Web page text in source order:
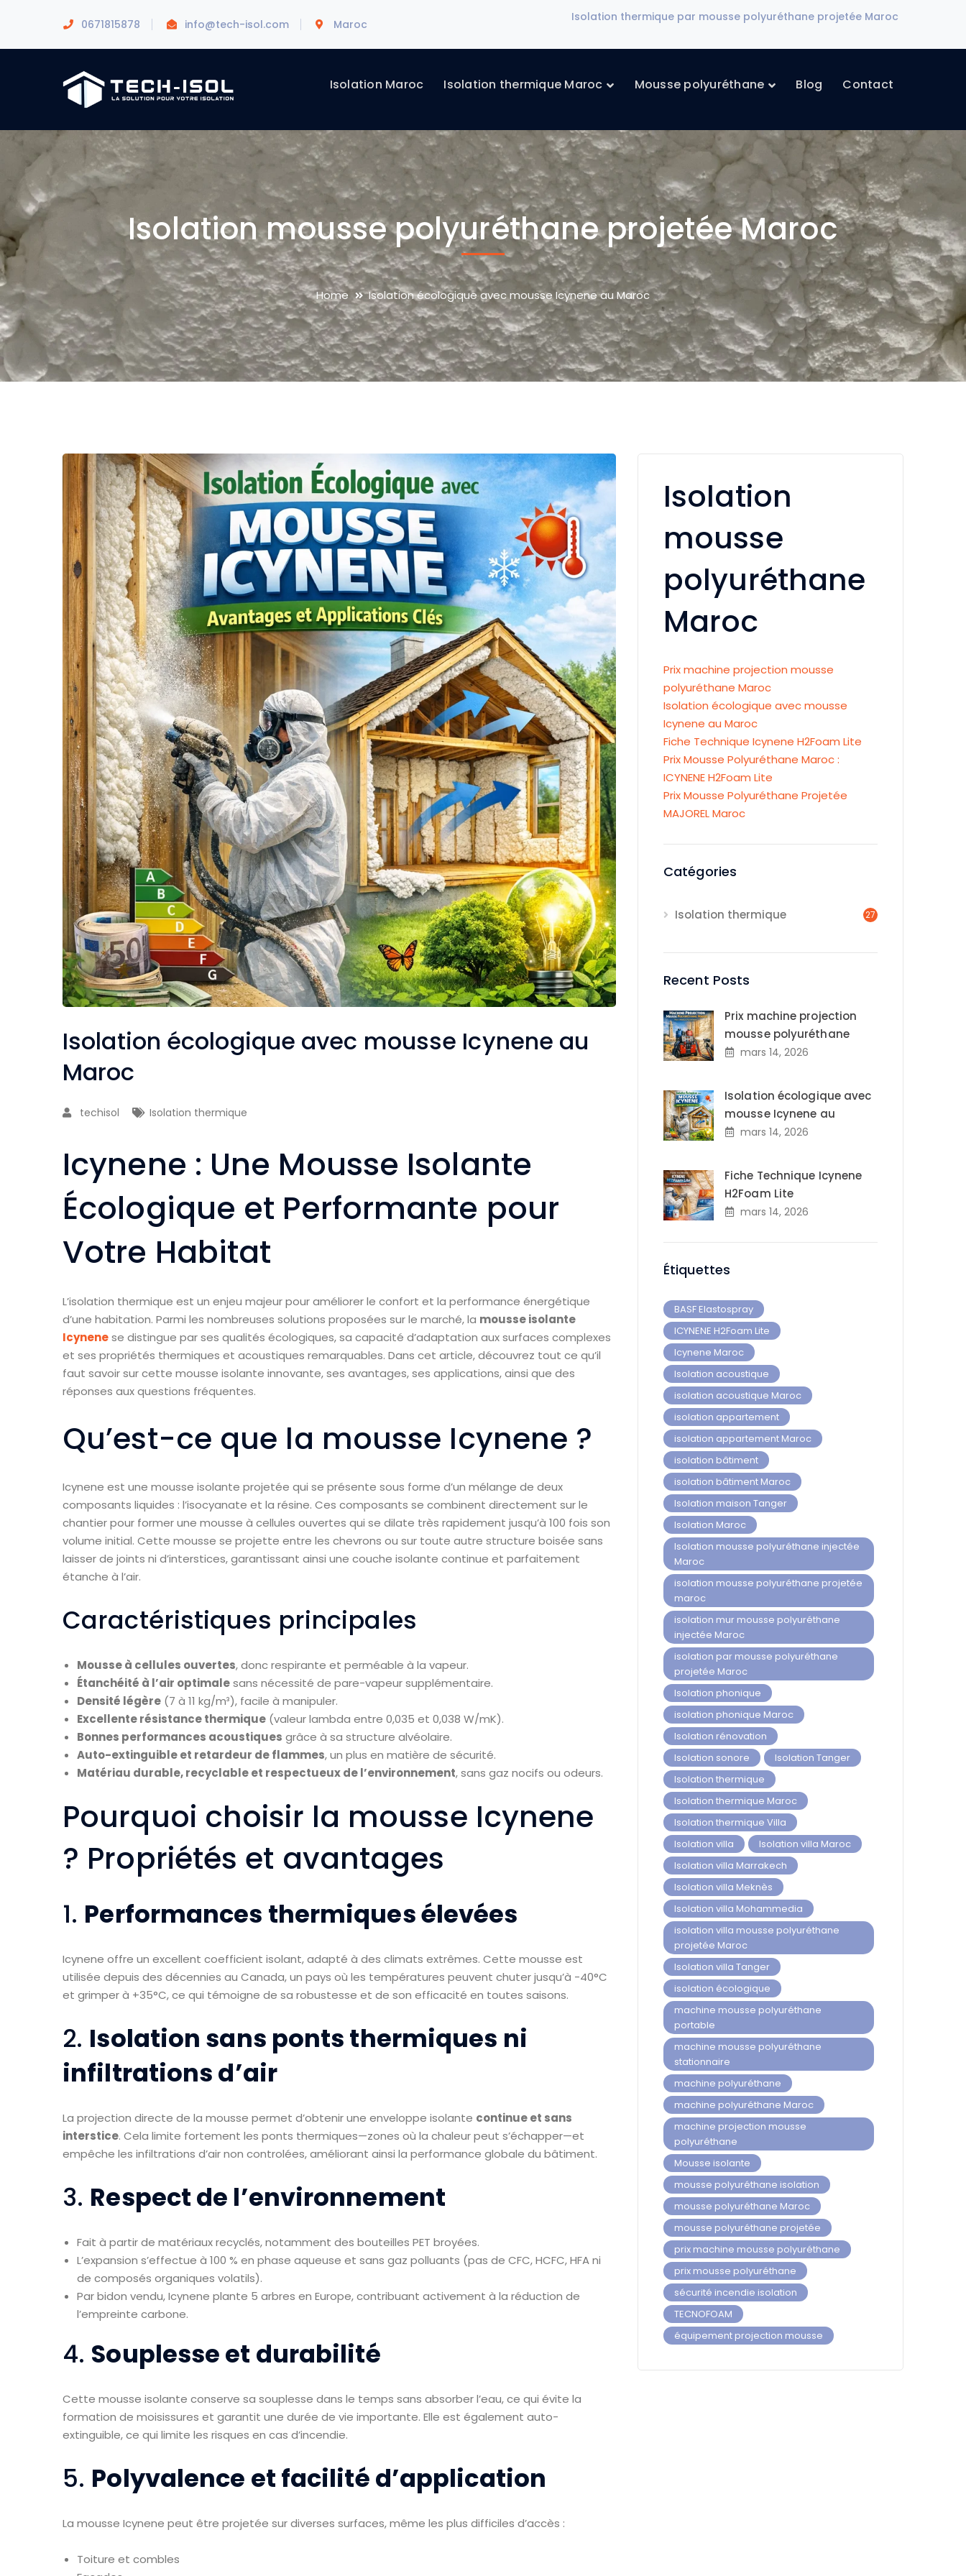
0671815878 info@tech-isol.com Maroc
Isolation thermique par mousse polyuréthane projetée Maroc
Isolation Maroc Isolation thermique Maroc Mousse polyuréthane Blog Contact
Isolation mousse polyuréthane projetée Maroc
Home Isolation écologique avec mousse Icynene au Maroc
Isolation écologique avec mousse Icynene au
Maroc
techisol Isolation thermique
Icynene : Une Mousse Isolante
Écologique et Performante pour
Votre Habitat
L’isolation thermique est un enjeu majeur pour améliorer le confort et la performance énergétique
d’une habitation. Parmi les nombreuses solutions proposées sur le marché, la mousse isolante
Icynenese distingue par ses qualités écologiques, sa capacité d’adaptation aux surfaces complexes
et ses propriétés thermiques et acoustiques remarquables. Dans cet article, découvrez tout ce qu’il
faut savoir sur cette mousse isolante innovante, ses avantages, ses applications, ainsi que des
réponses aux questions fréquentes.
Qu’est-ce que la mousse Icynene ?
Icynene est une mousse isolante projetée qui se présente sous forme d’un mélange de deux
composants liquides : l’isocyanate et la résine. Ces composants se combinent directement sur le
chantier pour former une mousse à cellules ouvertes qui se dilate très rapidement jusqu’à 100 fois son
volume initial. Cette mousse se projette entre les chevrons ou sur toute autre structure boisée sans
laisser de joints ni d’interstices, garantissant ainsi une couche isolante continue et parfaitement
étanche à l’air.
Caractéristiques principales
Mousse à cellules ouvertes, donc respirante et perméable à la vapeur.
Étanchéité à l’air optimalesans nécessité de pare-vapeur supplémentaire.
Densité légère (7 à 11 kg/m³), facile à manipuler.
Excellente résistance thermique (valeur lambda entre 0,035 et 0,038 W/mK).
Bonnes performances acoustiques grâce à sa structure alvéolaire.
Auto-extinguible et retardeur de flammes, un plus en matière de sécurité.
Matériau durable, recyclable et respectueux de l’environnement, sans gaz nocifs ou odeurs.
Pourquoi choisir la mousse Icynene
? Propriétés et avantages
1. Performances thermiques élevées
Icynene offre un excellent coefficient isolant, adapté à des climats extrêmes. Cette mousse est
utilisée depuis des décennies au Canada, un pays où les températures peuvent chuter jusqu’à -40°C
et grimper à +35°C, ce qui témoigne de sa robustesse et de son efficacité en toutes saisons.
2. Isolation sans ponts thermiques ni
infiltrations d’air
La projection directe de la mousse permet d’obtenir une enveloppe isolante continue et sans
interstice. Cela limite fortement les ponts thermiques—zones où la chaleur peut s’échapper—et
empêche les infiltrations d’air non controlées, améliorant ainsi la performance globale du bâtiment.
3. Respect de l’environnement
Fait à partir de matériaux recyclés, notamment des bouteilles PET broyées.
L’expansion s’effectue à 100 % en phase aqueuse et sans gaz polluants (pas de CFC, HCFC, HFA ni
de composés organiques volatils).
Par bidon vendu, Icynene plante 5 arbres en Europe, contribuant activement à la réduction de
l’empreinte carbone.
4. Souplesse et durabilité
Cette mousse isolante conserve sa souplesse dans le temps sans absorber l’eau, ce qui évite la
formation de moisissures et garantit une durée de vie importante. Elle est également auto-
extinguible, ce qui limite les risques en cas d’incendie.
5. Polyvalence et facilité d’application
La mousse Icynene peut être projetée sur diverses surfaces, même les plus difficiles d’accès :
Toiture et combles
Isolation
mousse
polyuréthane
Maroc
Prix machine projection mousse
polyuréthane Maroc
Isolation écologique avec mousse
Icynene au Maroc
Fiche Technique Icynene H2Foam Lite
Prix Mousse Polyuréthane Maroc :
ICYNENE H2Foam Lite
Prix Mousse Polyuréthane Projetée
MAJOREL Maroc
Catégories
Isolation thermique 27
Recent Posts
Prix machine projection
mousse polyuréthane
mars 14, 2026
Isolation écologique avec
mousse Icynene au
mars 14, 2026
Fiche Technique Icynene
H2Foam Lite
mars 14, 2026
Étiquettes
BASF Elastospray
ICYNENE H2Foam Lite
Icynene Maroc
Isolation acoustique
isolation acoustique Maroc
isolation appartement
isolation appartement Maroc
isolation bâtiment
isolation bâtiment Maroc
Isolation maison Tanger
Isolation Maroc
Isolation mousse polyuréthane injectée
Maroc
isolation mousse polyuréthane projetée
maroc
isolation mur mousse polyuréthane
injectée Maroc
isolation par mousse polyuréthane
projetée Maroc
Isolation phonique
isolation phonique Maroc
Isolation rénovation
Isolation sonore
Isolation Tanger
Isolation thermique
Isolation thermique Maroc
Isolation thermique Villa
Isolation villa
Isolation villa Maroc
Isolation villa Marrakech
Isolation villa Meknès
Isolation villa Mohammedia
isolation villa mousse polyuréthane
projetée Maroc
Isolation villa Tanger
isolation écologique
machine mousse polyuréthane
portable
machine mousse polyuréthane
stationnaire
machine polyuréthane
machine polyuréthane Maroc
machine projection mousse
polyuréthane
Mousse isolante
mousse polyuréthane isolation
mousse polyuréthane Maroc
mousse polyuréthane projetée
prix machine mousse polyuréthane
prix mousse polyuréthane
sécurité incendie isolation
TECNOFOAM
équipement projection mousse